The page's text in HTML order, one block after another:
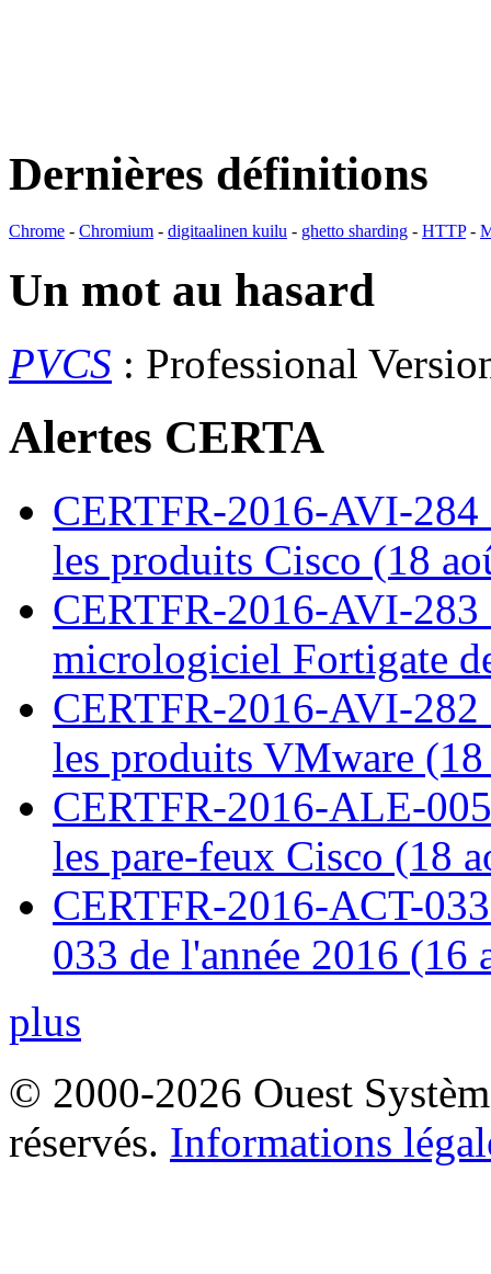
Dernières définitions
Chrome - Chromium - digitaalinen kuilu - ghetto sharding - HTTP-
Un mot au hasard
PVCS : Professional
Alertes CERTA
CERTFR-2016-AVI-
les produits Cisco (18
CERTFR-2016-AVI-
micrologiciel Fortigate
CERTFR-2016-AVI-
les produits VMware
CERTFR-2016-ALE-
les pare-feux Cisco (18
CERTFR-2016-ACT-
033 de l'année 2016 (16
plus
© 2000-2026 Ouest
réservés. Informations